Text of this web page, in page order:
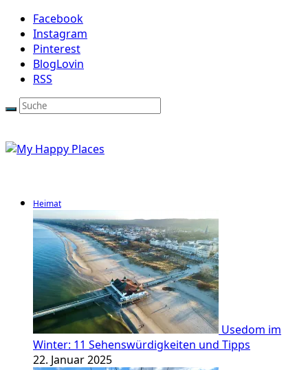
Facebook
Instagram
Pinterest
BlogLovin
RSS
Heimat
Usedom im
Winter: 11 Sehenswürdigkeiten und Tipps
22. Januar 2025